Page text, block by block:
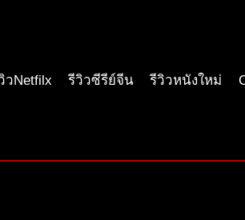
วNetfilx รีวิวซีรีย์จีน รีวิวหนังใหม่